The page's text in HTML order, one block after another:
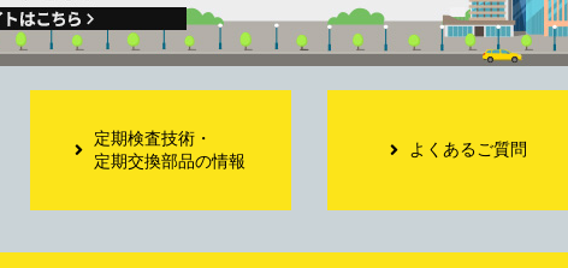
定期検査技術・
定期交換部品の情報
よくあるご質問